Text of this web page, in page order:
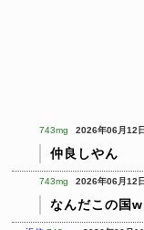
743mg 2026年06月12
仲良しやん
743mg 2026年06月12
なんだこの国w